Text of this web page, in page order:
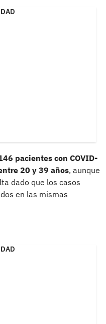
pacientes con COVID-
20 y 39 años, aunque
dado que los casos
en las mismas